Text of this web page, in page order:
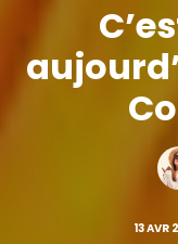
13 AVR